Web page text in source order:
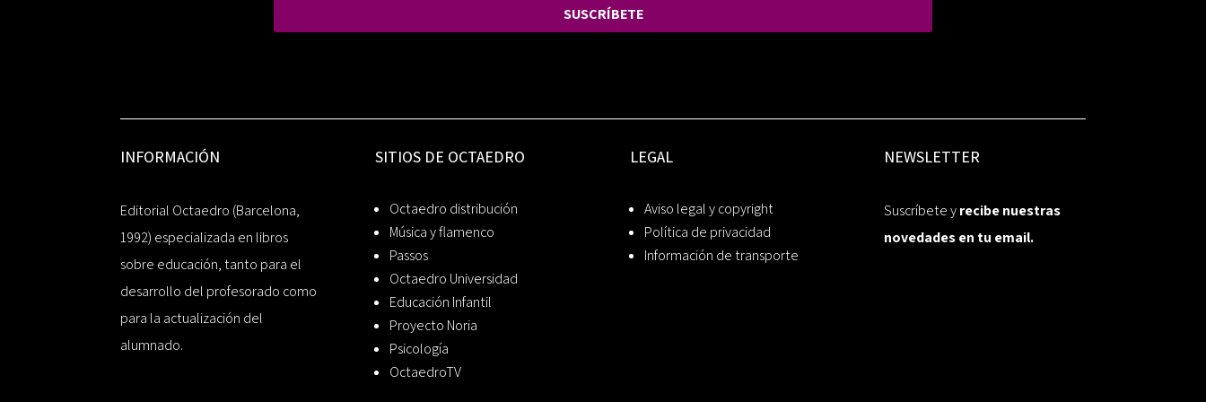
SUSCRÍBETE
INFORMACIÓN
Editorial Octaedro (Barcelona,
1992) especializada en libros
sobre educación, tanto para el
desarrollo del profesorado como
para la actualización del
alumnado.
SITIOS DE OCTAEDRO
Octaedro distribución
Música y flamenco
Passos
Octaedro Universidad
Educación Infantil
Proyecto Noria
Psicología
OctaedroTV
LEGAL
Aviso legal y copyright
Política de privacidad
Información de transporte
NEWSLETTER
Suscríbete yrecibe nuestras
novedades en tu email.